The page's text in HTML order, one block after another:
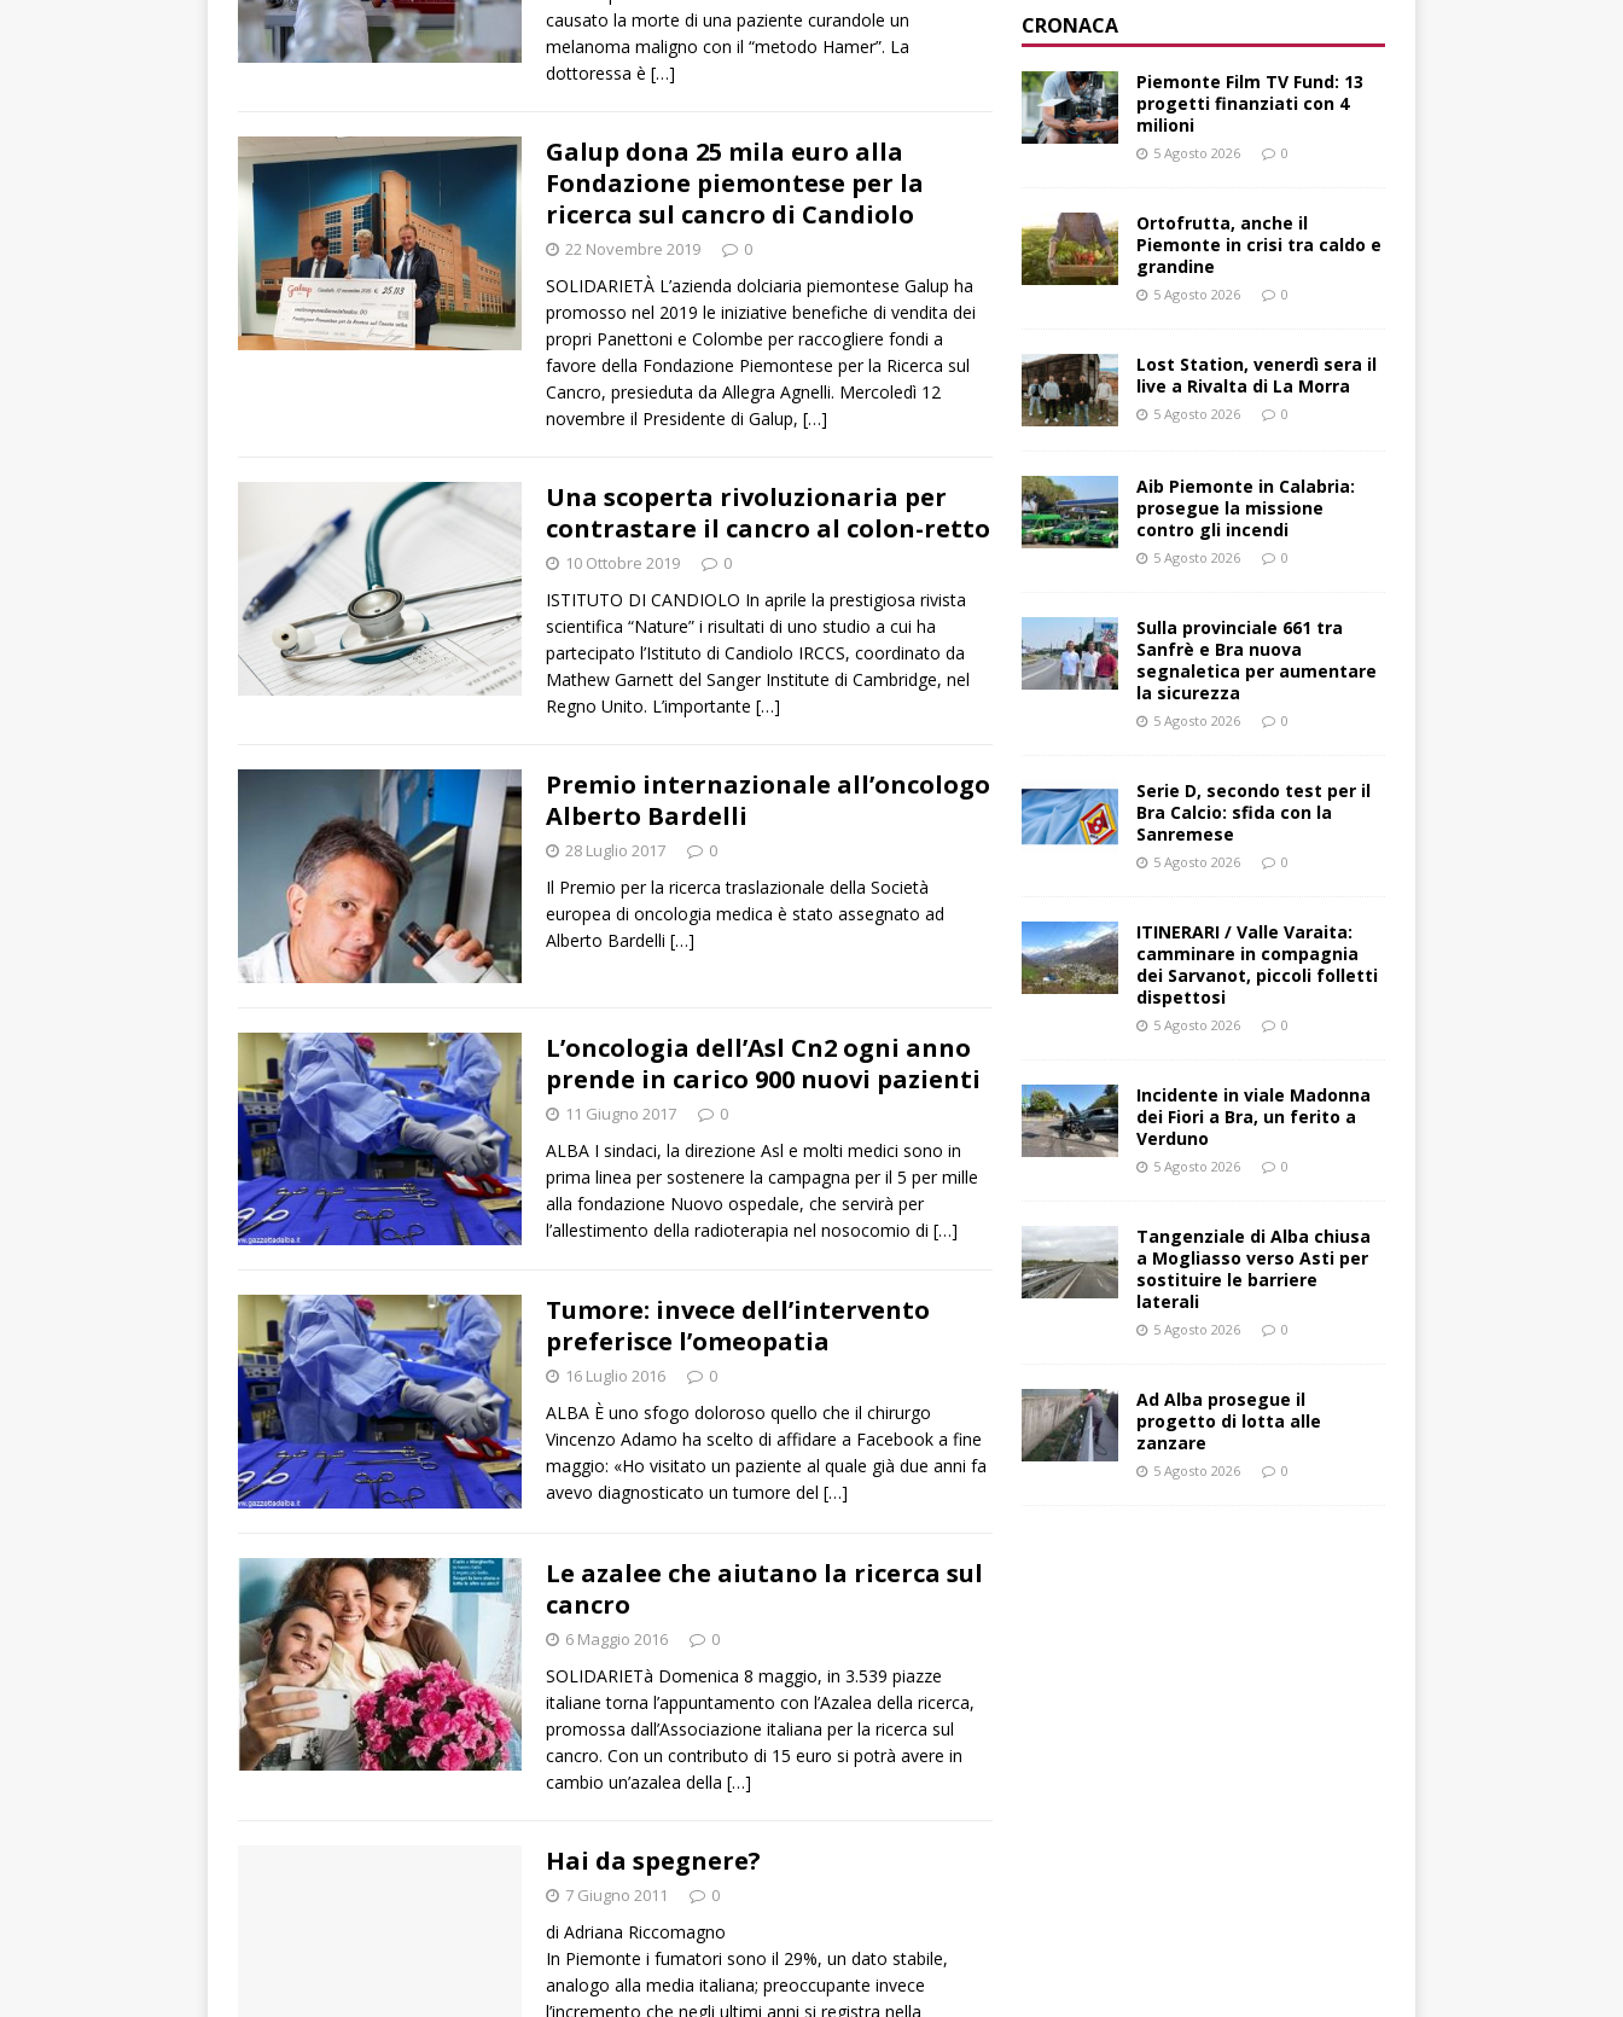
causato la morte di una paziente curandole un
melanoma maligno con il “metodo Hamer”. La
dottoressa è […]
Galup dona 25 mila euro alla
Fondazione piemontese per la
ricerca sul cancro di Candiolo
22 Novembre 2019 0
SOLIDARIETÀ L’azienda dolciaria piemontese Galup ha
promosso nel 2019 le iniziative benefiche di vendita dei
propri Panettoni e Colombe per raccogliere fondi a
favore della Fondazione Piemontese per la Ricerca sul
Cancro, presieduta da Allegra Agnelli. Mercoledì 12
novembre il Presidente di Galup, […]
Una scoperta rivoluzionaria per
contrastare il cancro al colon-retto
10 Ottobre 2019 0
ISTITUTO DI CANDIOLO In aprile la prestigiosa rivista
scientifica “Nature” i risultati di uno studio a cui ha
partecipato l’Istituto di Candiolo IRCCS, coordinato da
Mathew Garnett del Sanger Institute di Cambridge, nel
Regno Unito. L’importante […]
Premio internazionale all’oncologo
Alberto Bardelli
28 Luglio 2017 0
Il Premio per la ricerca traslazionale della Società
europea di oncologia medica è stato assegnato ad
Alberto Bardelli […]
L’oncologia dell’Asl Cn2 ogni anno
prende in carico 900 nuovi pazienti
11 Giugno 2017 0
ALBA I sindaci, la direzione Asl e molti medici sono in
prima linea per sostenere la campagna per il 5 per mille
alla fondazione Nuovo ospedale, che servirà per
l’allestimento della radioterapia nel nosocomio di […]
Tumore: invece dell’intervento
preferisce l’omeopatia
16 Luglio 2016 0
ALBA È uno sfogo doloroso quello che il chirurgo
Vincenzo Adamo ha scelto di affidare a Facebook a fine
maggio: «Ho visitato un paziente al quale già due anni fa
avevo diagnosticato un tumore del […]
Le azalee che aiutano la ricerca sul
cancro
6 Maggio 2016 0
SOLIDARIETà Domenica 8 maggio, in 3.539 piazze
italiane torna l’appuntamento con l’Azalea della ricerca,
promossa dall’Associazione italiana per la ricerca sul
cancro. Con un contributo di 15 euro si potrà avere in
cambio un’azalea della […]
Hai da spegnere?
7 Giugno 2011 0
di Adriana Riccomagno
In Piemonte i fumatori sono il 29%, un dato stabile,
analogo alla media italiana; preoccupante invece
l’incremento che negli ultimi anni si registra nella
CRONACA
Piemonte Film TV Fund: 13
progetti finanziati con 4
milioni
5 Agosto 2026 0
Ortofrutta, anche il
Piemonte in crisi tra caldo e
grandine
5 Agosto 2026 0
Lost Station, venerdì sera il
live a Rivalta di La Morra
5 Agosto 2026 0
Aib Piemonte in Calabria:
prosegue la missione
contro gli incendi
5 Agosto 2026 0
Sulla provinciale 661 tra
Sanfrè e Bra nuova
segnaletica per aumentare
la sicurezza
5 Agosto 2026 0
Serie D, secondo test per il
Bra Calcio: sfida con la
Sanremese
5 Agosto 2026 0
ITINERARI / Valle Varaita:
camminare in compagnia
dei Sarvanot, piccoli folletti
dispettosi
5 Agosto 2026 0
Incidente in viale Madonna
dei Fiori a Bra, un ferito a
Verduno
5 Agosto 2026 0
Tangenziale di Alba chiusa
a Mogliasso verso Asti per
sostituire le barriere
laterali
5 Agosto 2026 0
Ad Alba prosegue il
progetto di lotta alle
zanzare
5 Agosto 2026 0